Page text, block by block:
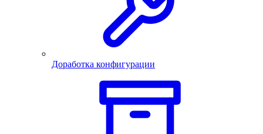
Доработка конфигурации